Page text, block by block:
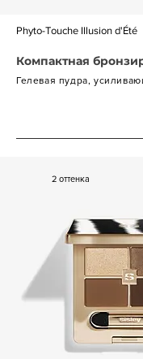
Phyto-Touche Illusion d'Été
Компактная
Гелевая пудра,
2 оттенка